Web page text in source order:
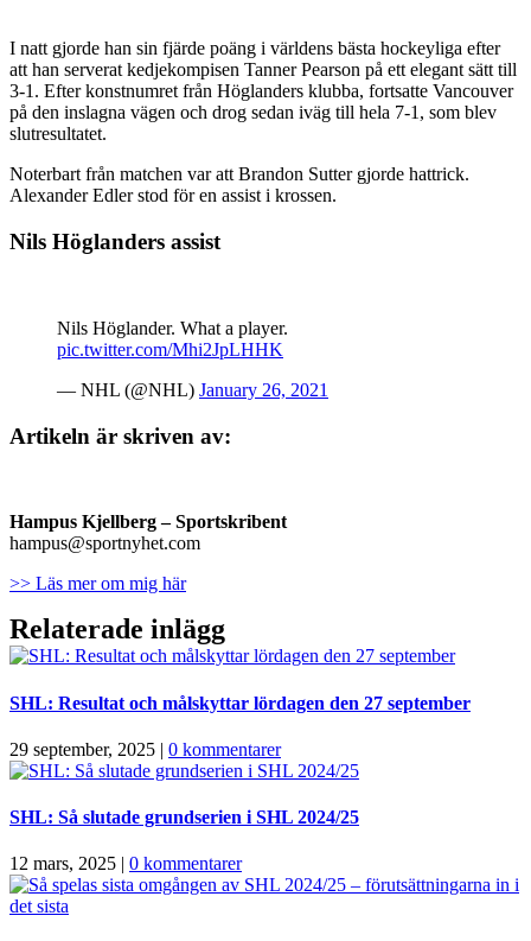
I natt gjorde han sin fjärde poäng i världens bästa hockeyliga efter
att han serverat kedjekompisen Tanner Pearson på ett elegant sätt till
3-1. Efter konstnumret från Höglanders klubba, fortsatte Vancouver
på den inslagna vägen och drog sedan iväg till hela 7-1, som blev
slutresultatet.
Noterbart från matchen var att Brandon Sutter gjorde hattrick.
Alexander Edler stod för en assist i krossen.
Nils Höglanders assist
Nils Höglander. What a player.
pic.twitter.com/Mhi2JpLHHK
— NHL (@NHL) January 26, 2021
Artikeln är skriven av:
Hampus Kjellberg– Sportskribent
hampus@sportnyhet.com
>> Läs mer om mig här
Relaterade inlägg
SHL: Resultat och målskyttar lördagen den 27 september
29 september, 2025 | 0 kommentarer
SHL: Så slutade grundserien i SHL 2024/25
12 mars, 2025 | 0 kommentarer